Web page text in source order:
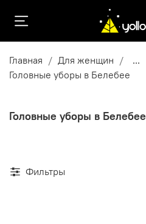
Главная Для женщин
...
Головные уборы в Белебее
Головные уборы в Белебее
Фильтры